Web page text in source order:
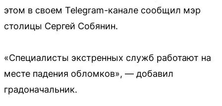
этом в своем Telegram-канале сообщил мэр
столицы Сергей Собянин.
«Специалисты экстренных служб работают на
месте падения обломков», — добавил
градоначальник.